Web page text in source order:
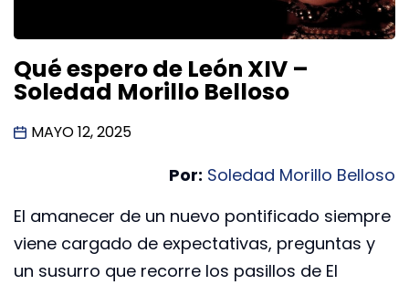
Qué espero de León XIV –
Soledad Morillo Belloso
MAYO 12, 2025
Por: Soledad Morillo Belloso
El amanecer de un nuevo pontificado siempre
viene cargado de expectativas, preguntas y
un susurro que recorre los pasillos de El